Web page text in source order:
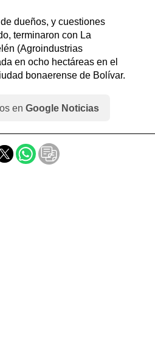
dueños, y cuestiones
terminaron con La
(Agroindustrias
en ocho hectáreas en el
bonaerense de Bolívar.
en Google Noticias